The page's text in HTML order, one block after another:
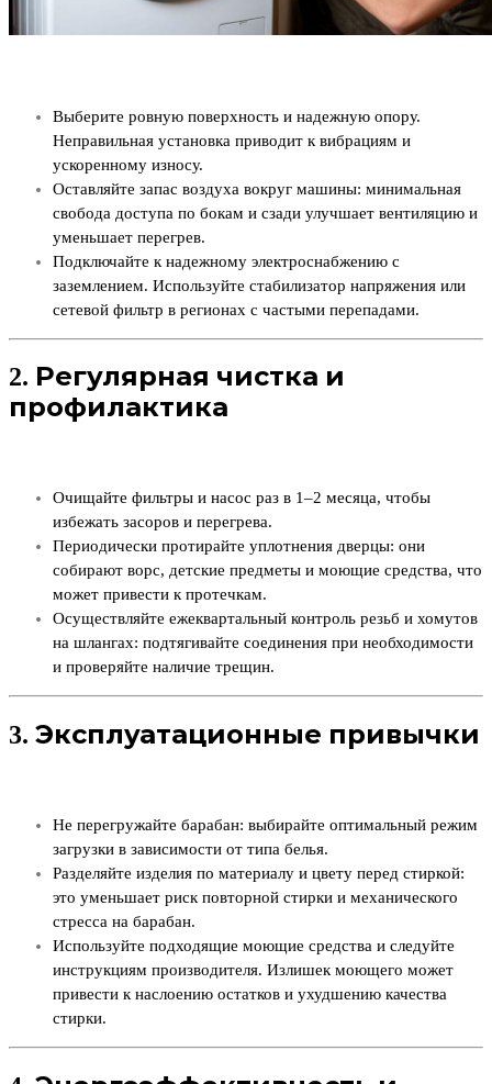
Выберите ровную поверхность и надежную опору.
Неправильная установка приводит к вибрациям и
ускоренному износу.
Оставляйте запас воздуха вокруг машины: минимальная
свобода доступа по бокам и сзади улучшает вентиляцию и
уменьшает перегрев.
Подключайте к надежному электроснабжению с
заземлением. Используйте стабилизатор напряжения или
сетевой фильтр в регионах с частыми перепадами.
2. Регулярная чистка и
профилактика
Очищайте фильтры и насос раз в 1–2 месяца, чтобы
избежать засоров и перегрева.
Периодически протирайте уплотнения дверцы: они
собирают ворс, детские предметы и моющие средства, что
может привести к протечкам.
Осуществляйте ежеквартальный контроль резьб и хомутов
на шлангах: подтягивайте соединения при необходимости
и проверяйте наличие трещин.
3. Эксплуатационные привычки
Не перегружайте барабан: выбирайте оптимальный режим
загрузки в зависимости от типа белья.
Разделяйте изделия по материалу и цвету перед стиркой:
это уменьшает риск повторной стирки и механического
стресса на барабан.
Используйте подходящие моющие средства и следуйте
инструкциям производителя. Излишек моющего может
привести к наслоению остатков и ухудшению качества
стирки.